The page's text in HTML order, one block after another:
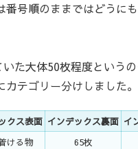
番号順のままではどうに
た大体50枚程度というの
カテゴリー分けしました。
クス表面 インデックス裏面 イ
ける物
65枚